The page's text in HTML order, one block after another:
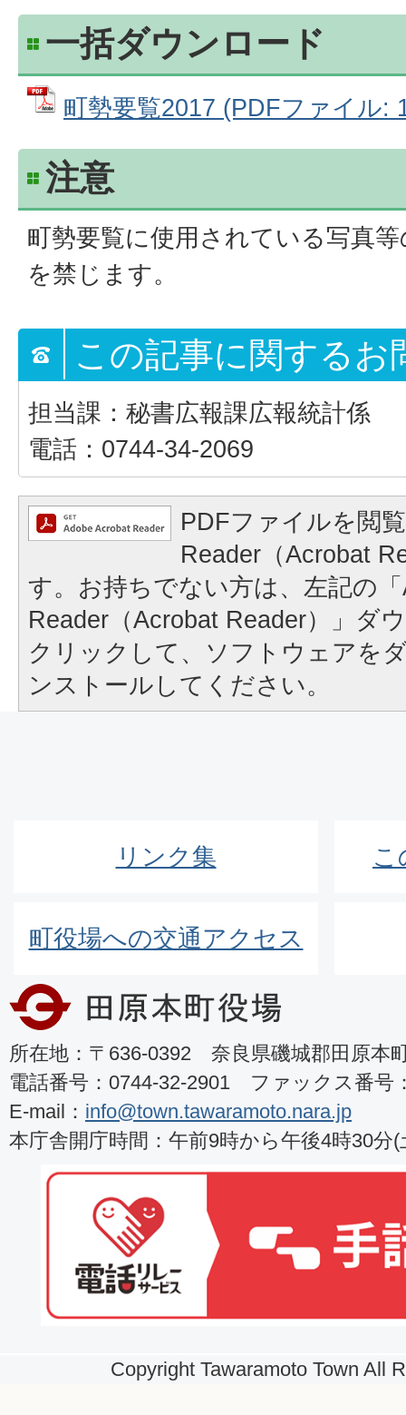
一括ダウンロード
町勢要覧2017 (PDFファイル:
注意
町勢要覧に使用されている写真
を禁じます。
この記事に関するお
担当課：秘書広報課広報統計係
電話：0744-34-2069
PDFファイルを閲
Reader（Acrobat
す。お持ちでない方は、左記の
Reader（Acrobat Reader）」ダ
クリックして、ソフトウェアを
ンストールしてください。
リンク集 こ
町役場への交通アクセス
所在地：〒636-0392 奈良県磯城郡田原本
電話番号：0744-32-2901 ファックス番号
E-mail： info@town.tawaramoto.nara.jp
本庁舎開庁時間：午前9時から午後4時30分
Copyright Tawaramoto Town All